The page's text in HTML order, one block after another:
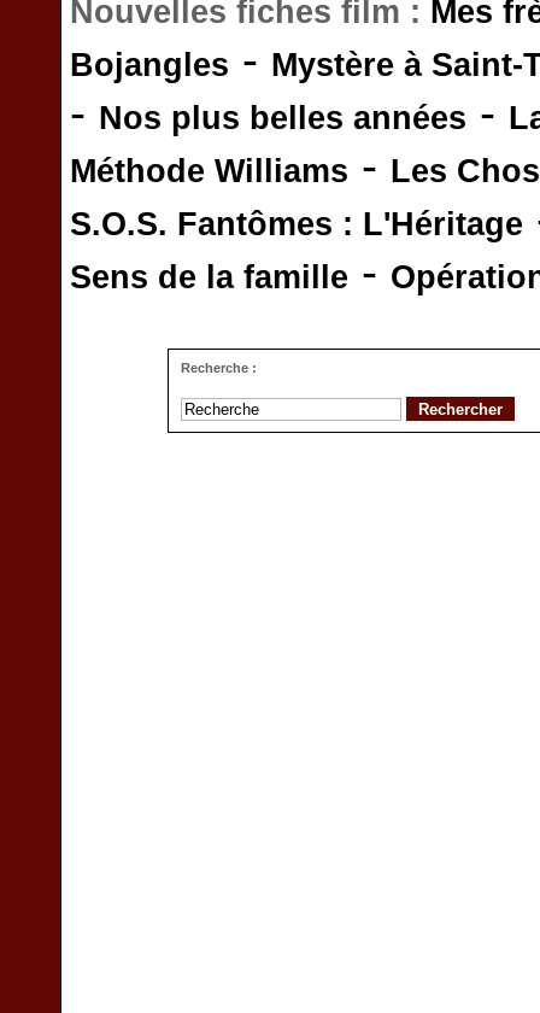
Nouvelles fiches film : Mes
Bojangles - Mystère à Saint-
- Nos plus belles années -
Méthode Williams - Les
S.O.S. Fantômes : L'Héritage
Sens de la famille -
Recherche :